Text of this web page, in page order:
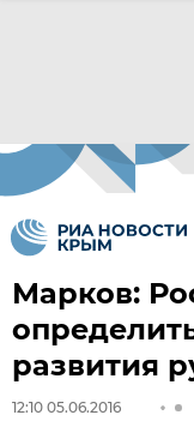
Марков:
развития
12:10 05.06.2016